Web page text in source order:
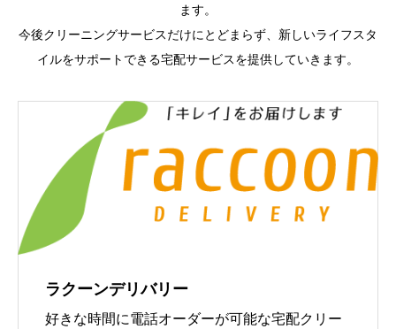
ます。
今後クリーニングサービスだけにとどまらず、新しいライフスタ
イルをサポートできる宅配サービスを提供していきます。
ラクーンデリバリー
好きな時間に電話オーダーが可能な宅配クリー